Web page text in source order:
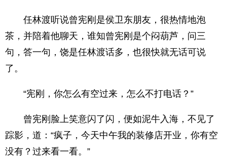
任林渡听说曾宪刚是侯卫东朋友，很热情地泡
茶，并陪着他聊天，谁知曾宪刚是个闷葫芦，问三
句，答一句，饶是任林渡话多，也很快就无话可说
了。
“宪刚，你怎么有空过来，怎么不打电话？”
曾宪刚脸上笑意闪了闪，便如泥牛入海，不见了
踪影，道：“疯子，今天中午我的装修店开业，你有空
没有？过来看一看。”